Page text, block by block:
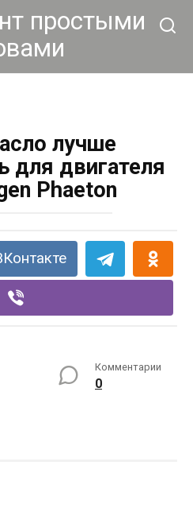
простыми
лучше
для двигателя
Phaeton
Комментарии
0